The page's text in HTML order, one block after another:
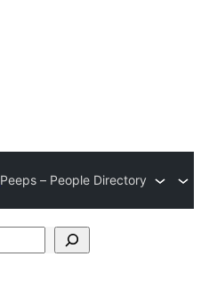
Peeps – People Directory